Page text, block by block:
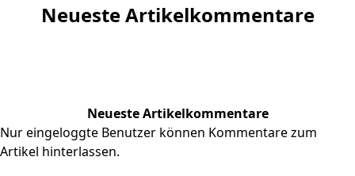
Neueste Artikelkommentare
Neueste Artikelkommentare
Nur eingeloggte Benutzer können Kommentare zum
Artikel hinterlassen.